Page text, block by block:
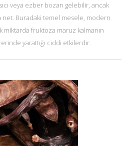
veya ezber bozan gelebilir, ancak
net. Buradaki temel mesele, modern
miktarda fruktoza maruz kalmanın
yarattığı ciddi etkilerdir.